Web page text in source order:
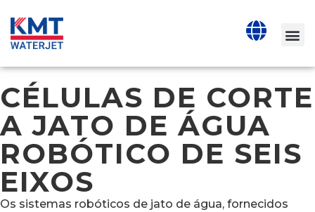
CÉLULAS DE CORTE
A JATO DE ÁGUA
ROBÓTICO DE SEIS
EIXOS
Os sistemas robóticos de jato de água, fornecidos